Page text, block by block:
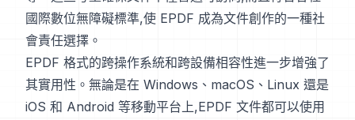
國際數位無障礙標準,使 EPDF 成為文件創作的一種社
會責任選擇。
EPDF 格式的跨操作系統和跨設備相容性進一步增強了
其實用性。無論是在 Windows、macOS、Linux 還是
iOS 和 Android 等移動平台上,EPDF 文件都可以使用